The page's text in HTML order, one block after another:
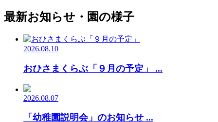
最新お知らせ・園の様子
2026.08.10
おひさまくらぶ「９月の予定」 ...
2026.08.07
「幼稚園説明会」のお知らせ ...